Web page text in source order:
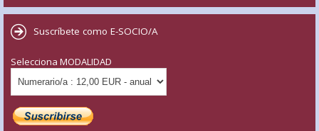
Suscríbete como E-SOCIO/A
Selecciona MODALIDAD